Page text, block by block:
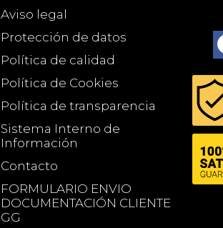
Aviso legal
Protección de datos
Política de calidad
Política de Cookies
Política de transparencia
Sistema Interno de
Información
Contacto
FORMULARIO ENVIO
DOCUMENTACIÓN CLIENTE
GG